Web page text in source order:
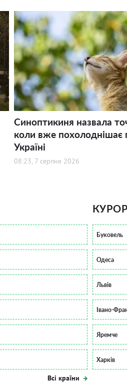
Синоптикиня назвала
коли вже похолоднішає
Україні
08:23, 7 серпня 2026
Всі країни
Буковель
Одеса
Львів
Івано-
Яремче
Харків